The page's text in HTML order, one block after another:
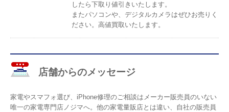
したら下取り値引きいたします。
またパソコンや、デジタルカメラはぜひお売りく
ださい。高値買取いたします。
店舗からのメッセージ
家電やスマフォ選び、iPhone修理のご相談はメーカー販売員のいない
唯一の家電専門店ノジマへ。他の家電量販店とは違い、自社の販売員